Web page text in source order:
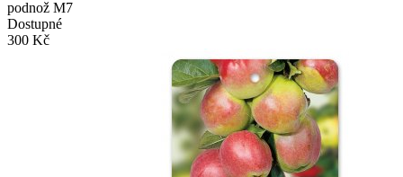
podnož M7
Dostupné
300 Kč